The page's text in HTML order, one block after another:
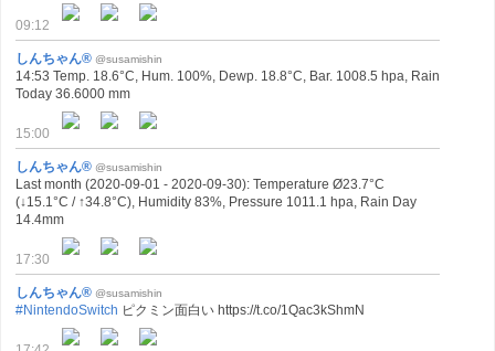
09:12
しんちゃん® @susamishin
14:53 Temp. 18.6°C, Hum. 100%, Dewp. 18.8°C, Bar. 1008.5 hpa, Rain
Today 36.6000 mm
15:00
しんちゃん® @susamishin
Last month (2020-09-01 - 2020-09-30): Temperature Ø23.7°C
(↓15.1°C / ↑34.8°C), Humidity 83%, Pressure 1011.1 hpa, Rain Day
14.4mm
17:30
しんちゃん® @susamishin
#NintendoSwitch ピクミン面白い https://t.co/1Qac3kShmN